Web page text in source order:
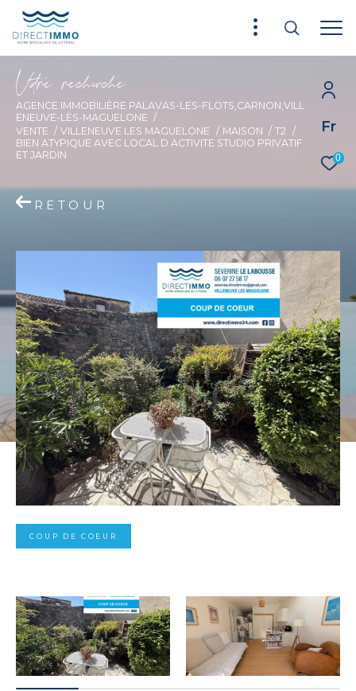
Fr
0
Vore recece
AGENCE IMMOBILIÈRE PALAVAS-LES-FLOTS,CARNON,VILL
ENEUVE-LÈS-MAGUELONE
VENTE
VILLENEUVE LES MAGUELONE MAISON
T2
BIEN ATYPIQUE AVEC LOCAL D ACTIVITE STUDIO PRIVATIF
ET JARDIN
RETOUR
COUP DE COEUR